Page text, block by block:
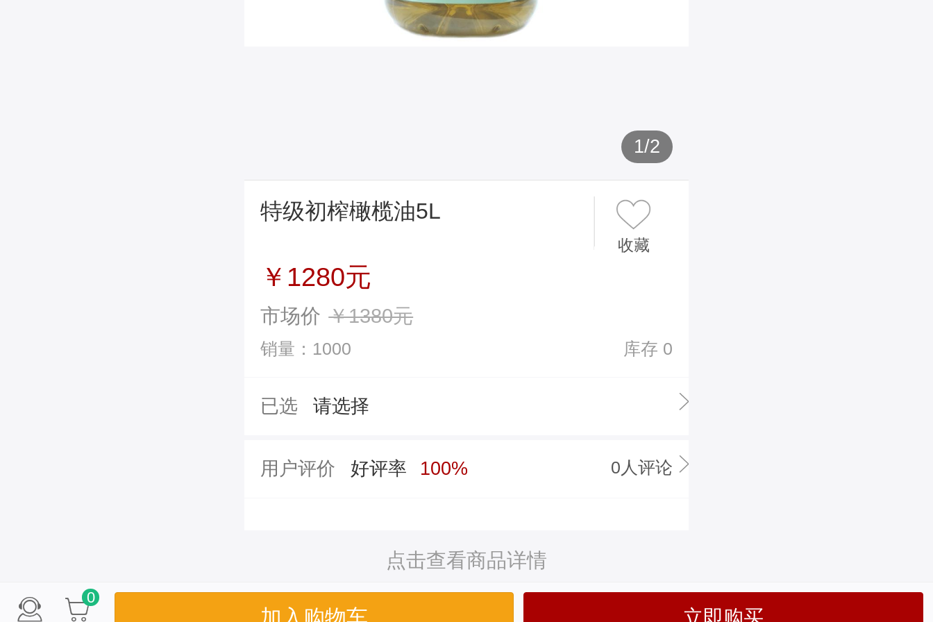
1/2
特级初榨橄榄油5L
收藏
￥1280元
市场价 ￥1380元
销量：1000 库存 0
已选 请选择
用户评价 好评率 100% 0人评论
点击查看商品详情
0
加入购物车 立即购买